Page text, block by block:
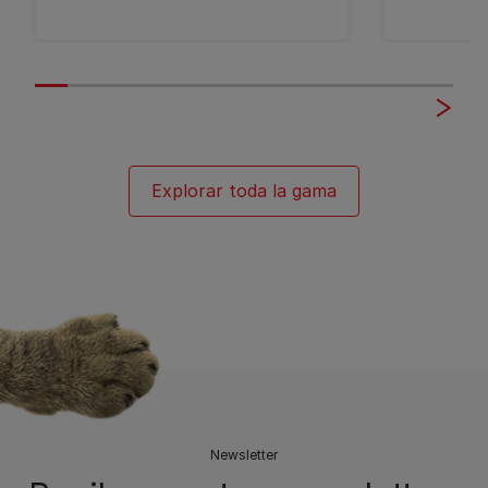
Explorar toda la gama
Newsletter